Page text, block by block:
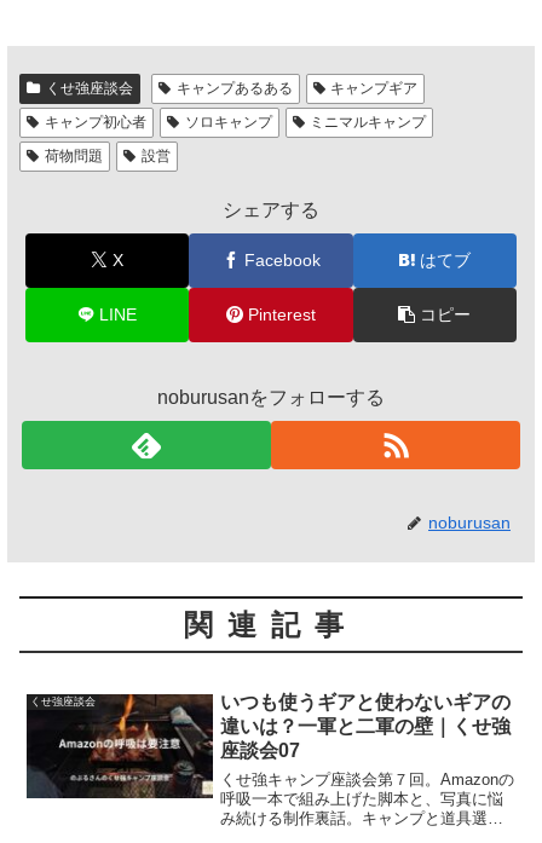
くせ強座談会 キャンプあるある
キャンプギア
キャンプ初心者
ソロキャンプ
ミニマルキャンプ
荷物問題
設営
シェアする
X Facebook はてブ
LINE Pinterest コピー
noburusanをフォローする
noburusan
関連記事
くせ強座談会
いつも使うギアと使わないギアの
違いは？一軍と二軍の壁｜くせ強
座談会07
くせ強キャンプ座談会第７回。Amazonの
呼吸一本で組み上げた脚本と、写真に悩
み続ける制作裏話。キャンプと道具選び